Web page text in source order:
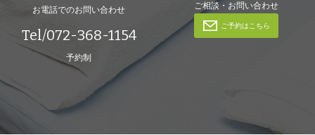
お電話でのお問い合わせ
Tel/072-368-1154
予約制
ご相談・お問い合わせ
ご予約はこちら